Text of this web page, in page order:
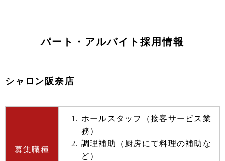
パート・アルバイト採用情報
シャロン阪奈店
募集職種
ホールスタッフ（接客サービス業
務）
調理補助（厨房にて料理の補助な
ど）